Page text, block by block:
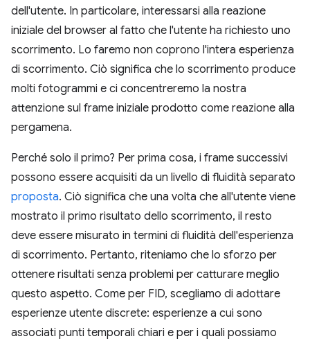
dell'utente. In particolare, interessarsi alla reazione
iniziale del browser al fatto che l'utente ha richiesto uno
scorrimento. Lo faremo non coprono l'intera esperienza
di scorrimento. Ciò significa che lo scorrimento produce
molti fotogrammi e ci concentreremo la nostra
attenzione sul frame iniziale prodotto come reazione alla
pergamena.
Perché solo il primo? Per prima cosa, i frame successivi
possono essere acquisiti da un livello di fluidità separato
proposta. Ciò significa che una volta che all'utente viene
mostrato il primo risultato dello scorrimento, il resto
deve essere misurato in termini di fluidità dell'esperienza
di scorrimento. Pertanto, riteniamo che lo sforzo per
ottenere risultati senza problemi per catturare meglio
questo aspetto. Come per FID, scegliamo di adottare
esperienze utente discrete: esperienze a cui sono
associati punti temporali chiari e per i quali possiamo